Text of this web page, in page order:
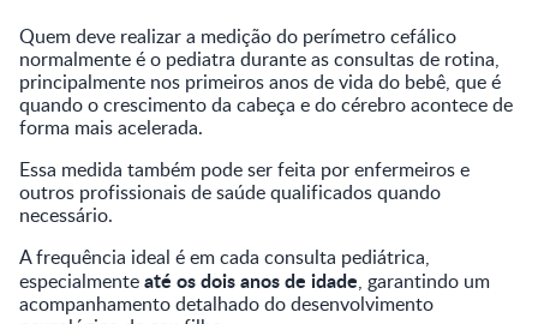
Quem deve realizar a medição do perímetro cefálico
normalmente é o pediatra durante as consultas de rotina,
principalmente nos primeiros anos de vida do bebê, que é
quando o crescimento da cabeça e do cérebro acontece de
forma mais acelerada.
Essa medida também pode ser feita por enfermeiros e
outros profissionais de saúde qualificados quando
necessário.
A frequência ideal é em cada consulta pediátrica,
especialmenteaté os dois anos de idade, garantindo um
acompanhamento detalhado do desenvolvimento